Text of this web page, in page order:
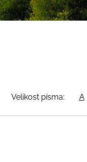
Velikost písma: A